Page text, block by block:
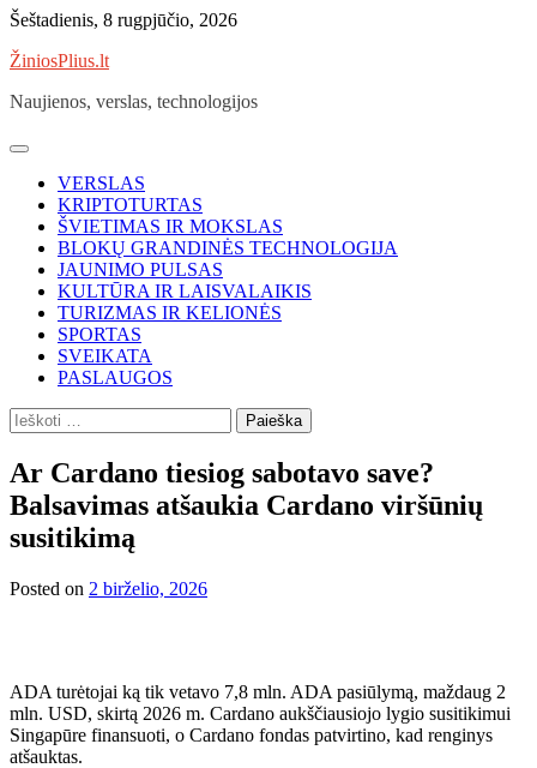
Skip
content
Šeštadienis, 8 rugpjūčio, 2026
ŽiniosPlius.lt
Naujienos, verslas, technologijos
VERSLAS
KRIPTOTURTAS
ŠVIETIMAS IR MOKSLAS
BLOKŲ GRANDINĖS TECHNOLOGIJA
JAUNIMO PULSAS
KULTŪRA IR LAISVALAIKIS
TURIZMAS IR KELIONĖS
SPORTAS
SVEIKATA
PASLAUGOS
Ieškoti:
Ar Cardano tiesiog sabotavo save?
Balsavimas atšaukia Cardano viršūnių
susitikimą
Posted on 2 birželio, 2026
ADA turėtojai ką tik vetavo 7,8 mln. ADA pasiūlymą, maždaug 2
mln. USD, skirtą 2026 m. Cardano aukščiausiojo lygio susitikimui
Singapūre finansuoti, o Cardano fondas patvirtino, kad renginys
atšauktas.